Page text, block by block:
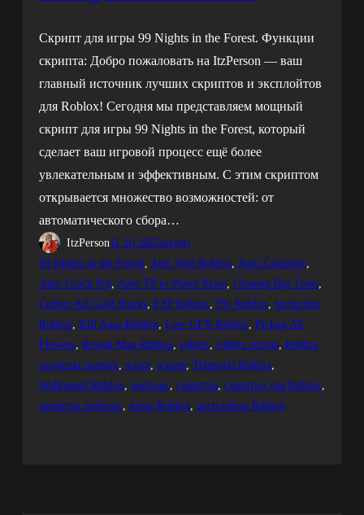
Скрипт для игры 99 Nights in the Forest. Функции
скрипта: Добро пожаловать на ItzPerson — ваш
главный источник лучших скриптов и эксплойтов
для Roblox! Сегодня мы представляем мощный
скрипт для игры 99 Nights in the Forest, который
сделает ваш игровой процесс ещё более
увлекательным и эффективным. С этим скриптом
открывается множество возможностей: от
автоматического сбора…
ItzPerson11.10.2025scripts
99 Nights in the Forest, Anti Void Roblox, Auto Campfire
Auto Crock Pot, Auto TP to Warm Place, Cleanup Big Trees
Collect All Gold Stacks, ESP Roblox, Fly Roblox, Invincible
Roblox, Kill Aura Roblox, Low GFX Roblox, Pickup All
Flowers, Reveal Map Roblox, roblox, roblox scripts, Roblox
скрипты скачать, script, scripts, Teleports Roblox
Walkspeed Roblox, роблокс, скрипты, скрипты для Roblox
скрипты роблокс, читы Roblox, эксплойты Roblox